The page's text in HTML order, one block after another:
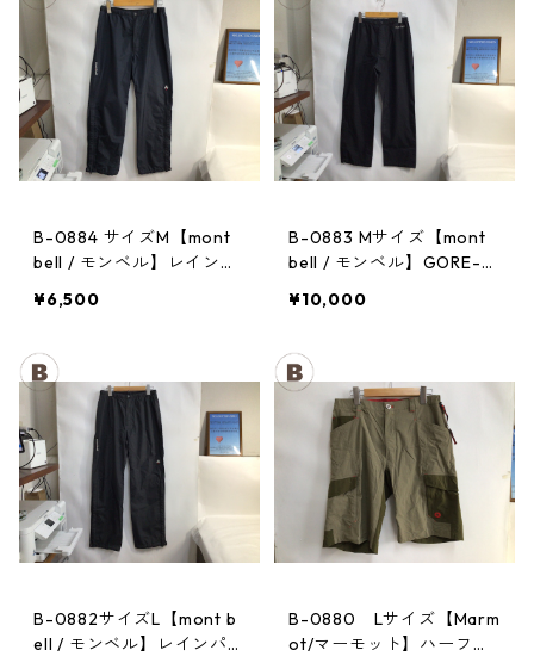
B-0884 サイズM【mont
bell / モンベル】レインパ
ディース
¥6,500
B-0883 Mサイズ【mont
bell / モンベル】GORE-T
パンツ：メンズBK
¥10,000
B-0882サイズL【mont b
ell / モンベル】レインパン
B-0880 Lサイズ【Marm
ot/マーモット】ハーフパ